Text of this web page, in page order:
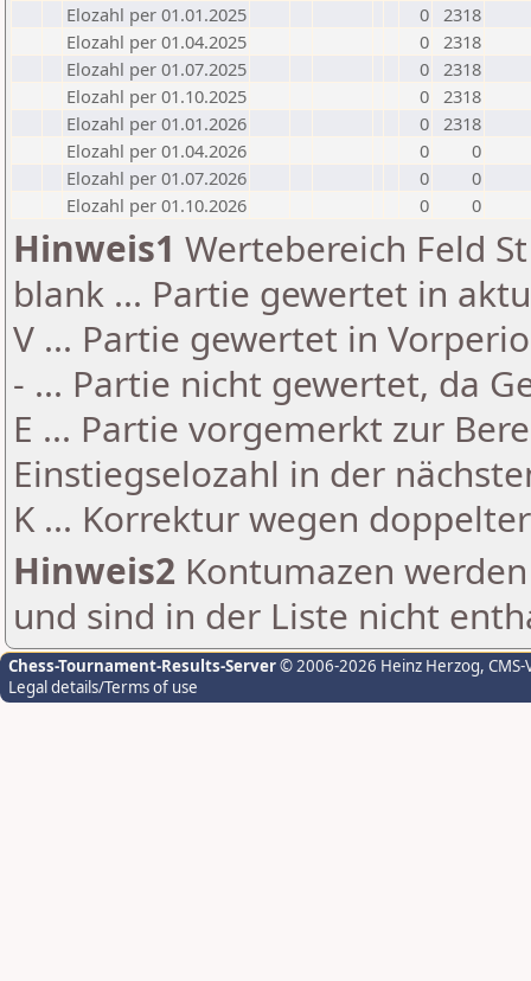
Elozahl per 01.01.2025
0 2318
Elozahl per 01.04.2025
0 2318
Elozahl per 01.07.2025
0 2318
Elozahl per 01.10.2025
0 2318
Elozahl per 01.01.2026
0 2318
Elozahl per 01.04.2026
0
0
Elozahl per 01.07.2026
0
0
Elozahl per 01.10.2026
0 0
Hinweis1 Wertebereich Feld
blank ... Partie gewertet in
V ... Partie gewertet in
- ... Partie nicht gewertet, da
E ... Partie vorgemerkt zur
Einstiegselozahl in der
K ... Korrektur wegen
Hinweis2 Kontumazen
und sind in der Liste nicht
Chess-Tournament-Results-Server© 2006-2026 Heinz Herzog,
Legal details/Terms of use